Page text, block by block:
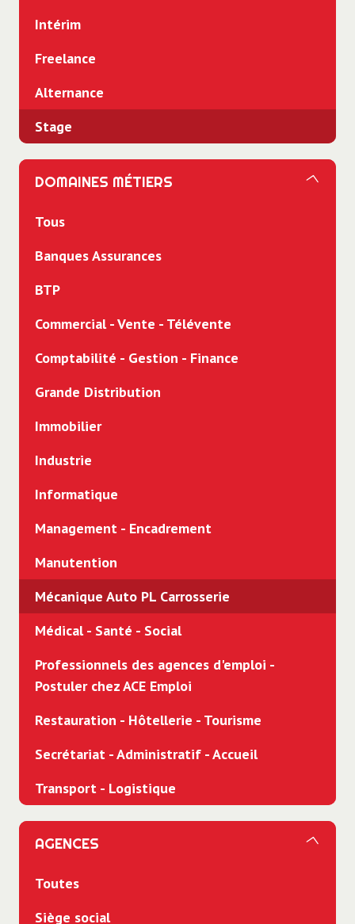
Intérim
Freelance
Alternance
Stage
DOMAINES MÉTIERS
Tous
Banques Assurances
BTP
Commercial - Vente - Télévente
Comptabilité - Gestion - Finance
Grande Distribution
Immobilier
Industrie
Informatique
Management - Encadrement
Manutention
Mécanique Auto PL Carrosserie
Médical - Santé - Social
Professionnels des agences d'emploi -
Postuler chez ACE Emploi
Restauration - Hôtellerie - Tourisme
Secrétariat - Administratif - Accueil
Transport - Logistique
AGENCES
Toutes
Siège social